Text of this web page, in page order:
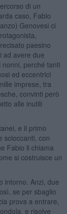
di un
caso, Fabio
Genovesi ci
paesino
ad avere due
perché tanti
ed eccentrici
imprese, tra
convinti però
alle inutili
e il primo
scioccanti, con
Fabio li chiama
si costruisce un
intorno. Anzi, due
se per sbaglio
prova a entrare,
e risolve